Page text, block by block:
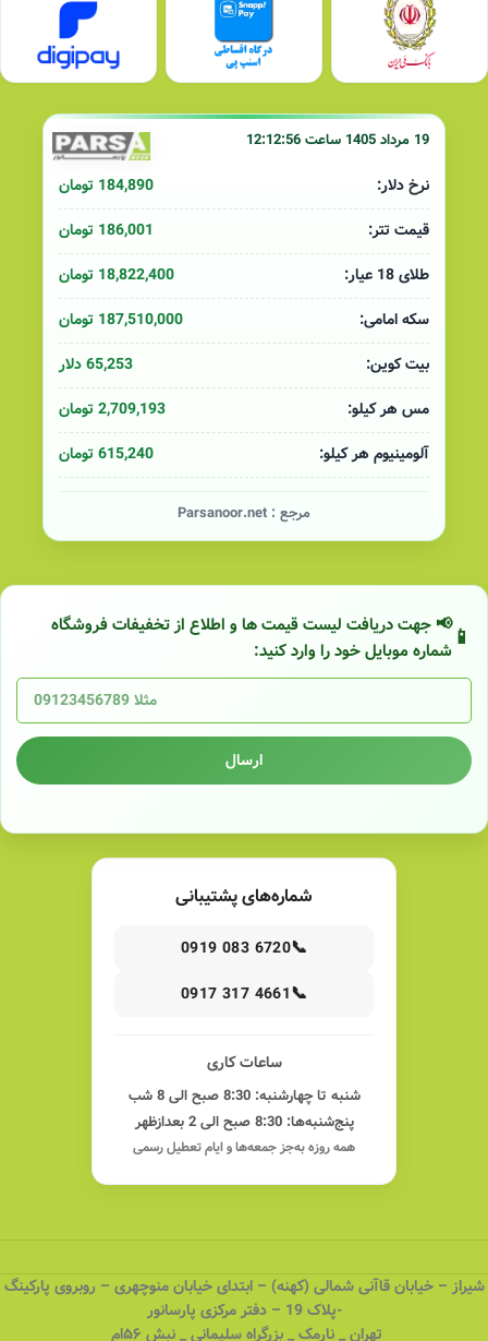
19 مرداد 1405 ساعت 12:12:56
نرخ دلار:
184,890 تومان
قیمت تتر:
186,001 تومان
طلای 18 عیار:
18,822,400 تومان
سکه امامی:
187,510,000 تومان
بیت کوین:
65,253 دلار
مس هر کیلو:
2,709,193 تومان
آلومینیوم هر کیلو:
615,240 تومان
مرجع : Parsanoor.net
📢 جهت دریافت لیست قیمت ها و اطلاع از تخفیفات فروشگاه
شماره موبایل خود را وارد کنید:
ارسال
شماره‌های پشتیبانی
📞
0919 083 6720
📞
0917 317 4661
ساعات کاری
شنبه تا چهارشنبه: 8:30 صبح الی 8 شب
پنج‌شنبه‌ها: 8:30 صبح الی 2 بعدازظهر
همه روزه به‌جز جمعه‌ها و ایام تعطیل رسمی
شیراز – خیابان قاآنی شمالی (کهنه) – ابتدای خیابان منوچهری – روبروی پارکینگ
-پلاک 19 – دفتر مرکزی پارسانور
تهران _ نارمک _ بزرگراه سلیمانی _ نبش ۵۶ام